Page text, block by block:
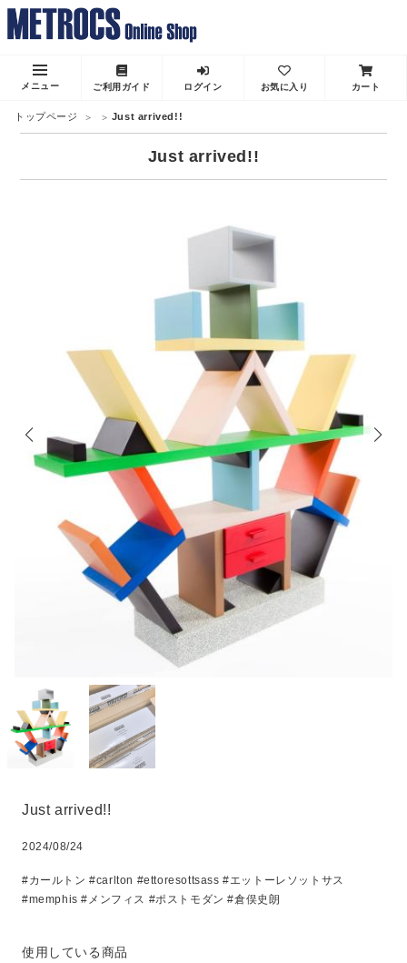
メニュー ご利用ガイド ログイン お気に入り カート
トップページ Just arrived!!
Just arrived!!
Just arrived!!
2024/08/24
#カールトン #carlton #ettoresottsass #エットーレソットサス
#memphis #メンフィス #ポストモダン #倉俣史朗
使用している商品